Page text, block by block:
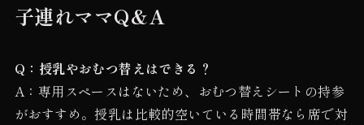
子連れママQ&A
Q：授乳やおむつ替えはできる？
A：専用スペースはないため、おむつ替えシートの持参
がおすすめ。授乳は比較的空いている時間帯なら席で対